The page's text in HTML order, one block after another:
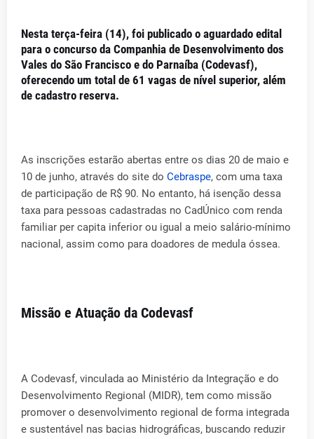
Nesta terça-feira (14), foi publicado o aguardado edital
para o concurso da Companhia de Desenvolvimento dos
Vales do São Francisco e do Parnaíba (Codevasf),
oferecendo um total de 61 vagas de nível superior, além
de cadastro reserva.
As inscrições estarão abertas entre os dias 20 de maio e
10 de junho, através do site do Cebraspe, com uma taxa
de participação de R$ 90. No entanto, há isenção dessa
taxa para pessoas cadastradas no CadÚnico com renda
familiar per capita inferior ou igual a meio salário-mínimo
nacional, assim como para doadores de medula óssea.
Missão e Atuação da Codevasf
A Codevasf, vinculada ao Ministério da Integração e do
Desenvolvimento Regional (MIDR), tem como missão
promover o desenvolvimento regional de forma integrada
e sustentável nas bacias hidrográficas, buscando reduzir